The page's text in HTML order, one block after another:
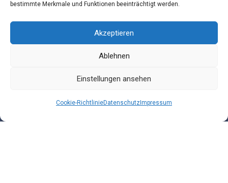
bestimmte Merkmale und Funktionen beeinträchtigt werden.
Akzeptieren
Ablehnen
Einstellungen ansehen
Cookie-RichtlinieDatenschutz Impressum
Datenschutz
Impressum
AGB